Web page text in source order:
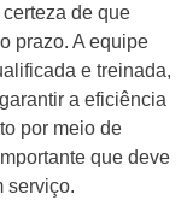
de que
prazo. A equipe
e treinada,
a eficiência
por meio de
que deve
serviço.